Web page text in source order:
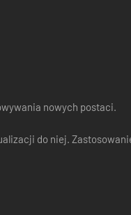
nowych postaci.
do niej.